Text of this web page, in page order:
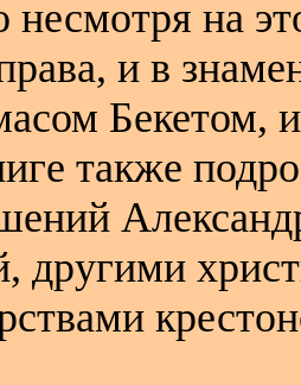
несмотря на
и в
Бекетом,
также
другими